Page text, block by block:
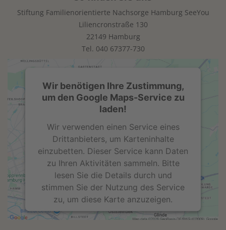
Stiftung Familienorientierte Nachsorge Hamburg SeeYou
Liliencronstraße 130
22149 Hamburg
Tel. 040 67377-730
Wir benötigen Ihre Zustimmung,
um den Google Maps-Service zu
laden!
Wir verwenden einen Service eines
Drittanbieters, um Karteninhalte
einzubetten. Dieser Service kann Daten
zu Ihren Aktivitäten sammeln. Bitte
lesen Sie die Details durch und
stimmen Sie der Nutzung des Service
zu, um diese Karte anzuzeigen.